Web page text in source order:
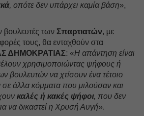
, οπότε δεν υπάρχει καμία βάση»,
βουλευτές των Σπαρτιατών, με
τους, θα ενταχθούν στα
ΔΗΜΟΚΡΑΤΙΑΣ: «Η απάντηση είναι
χρησιμοποιώντας ψήφους ή
βουλευτών να χτίσουν ένα τέτοιο
άλλα κόμματα που μιλούσαν και
καλές ή κακές ψήφοι, που δεν
να δικαστεί η Χρυσή Αυγή».